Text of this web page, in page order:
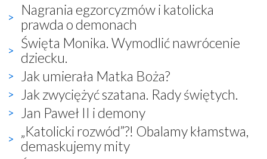
Nagrania egzorcyzmów i katolicka
prawda o demonach
Święta Monika. Wymodlić nawrócenie
dziecku.
Jak umierała Matka Boża?
Jak zwyciężyć szatana. Rady świętych.
Jan Paweł II i demony
„Katolicki rozwód”?! Obalamy kłamstwa,
demaskujemy mity